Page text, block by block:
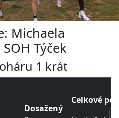
Michaela
Týček
1 krát
Dosažený
Celkové